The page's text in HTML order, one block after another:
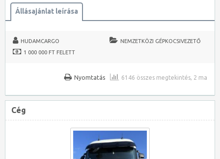
Állásajánlat leírása
HUDAMCARGO
NEMZETKÖZI GÉPKOCSIVEZETŐ
1 000 000 FT FELETT
6146 összes megtekintés, 2 ma
Nyomtatás
Cég